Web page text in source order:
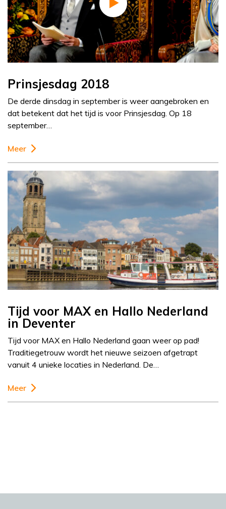
Prinsjesdag 2018
De derde dinsdag in september is weer aangebroken en
dat betekent dat het tijd is voor Prinsjesdag. Op 18
september…
Meer
Tijd voor MAX en Hallo Nederland
in Deventer
Tijd voor MAX en Hallo Nederland gaan weer op pad!
Traditiegetrouw wordt het nieuwe seizoen afgetrapt
vanuit 4 unieke locaties in Nederland. De…
Meer